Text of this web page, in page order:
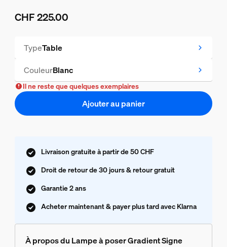
CHF 225.00
TypeTable
CouleurBlanc
Il ne reste que quelques exemplaires
Ajouter au panier
Livraison gratuite à partir de 50 CHF
Droit de retour de 30 jours & retour gratuit
Garantie 2 ans
Acheter maintenant & payer plus tard avec Klarna
À propos du Lampe à poser Gradient Signe